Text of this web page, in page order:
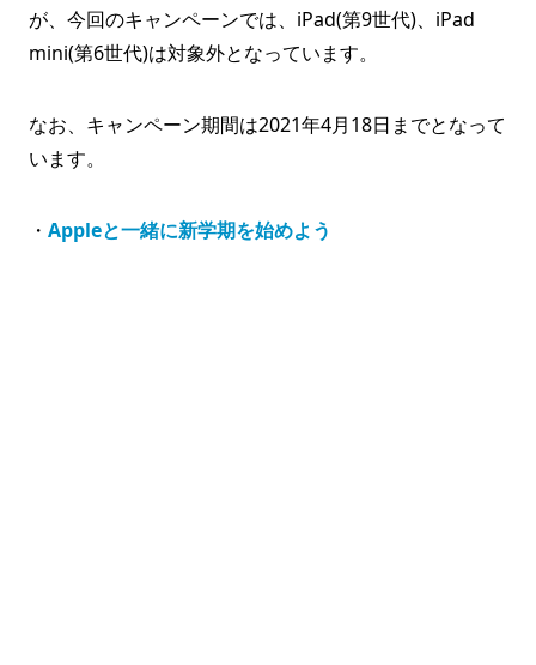
が、今回のキャンペーンでは、iPad(第9世代)、iPad
mini(第6世代)は対象外となっています。
なお、キャンペーン期間は2021年4月18日までとなって
います。
・ Appleと一緒に新学期を始めよう